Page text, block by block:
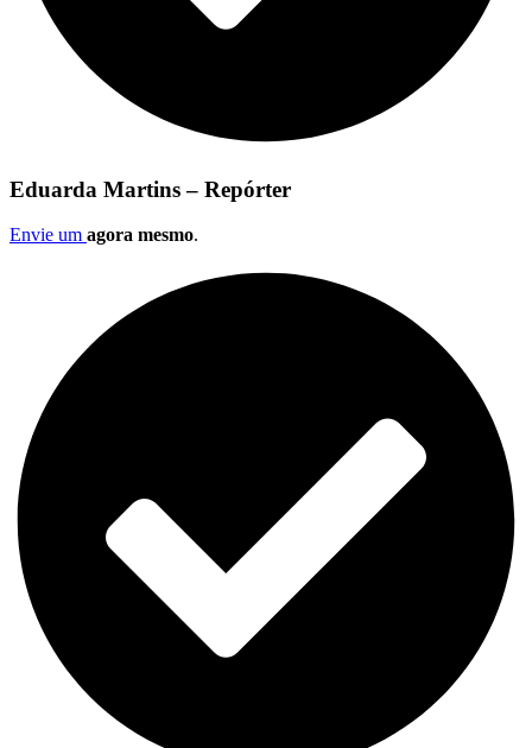
Eduarda Martins – Repórter
Envie um agora mesmo.